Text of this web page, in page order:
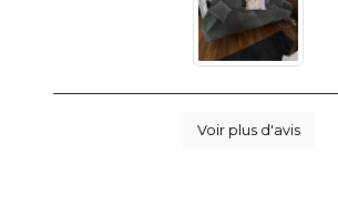
Voir plus d'avis